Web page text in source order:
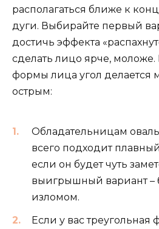
располагаться ближе к
дуги. Выбирайте первый
достичь эффекта
сделать лицо ярче, моложе.
формы лица угол делается
острым:
Обладательницам
всего подходит
если он будет чуть
выигрышный вариант –
изломом.
Если у вас треугольная